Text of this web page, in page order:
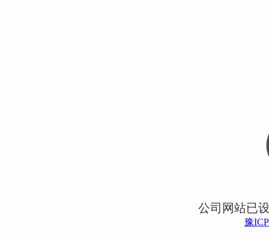
公司网站已
豫